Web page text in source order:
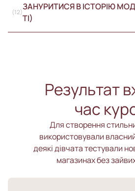
(12)
ЗАНУРИТИСЯ В ІСТОРІЮ
ТІ)
Результат
час
Для створення
використовували
деякі дівчата тестували
магазинах без